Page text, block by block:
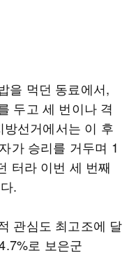
을 먹던 동료에서,
두고 세 번이나 격
방선거에서는 이 후
가 승리를 거두며 1
터라 이번 세 번째
.
관심도 최고조에 달
로 보은군